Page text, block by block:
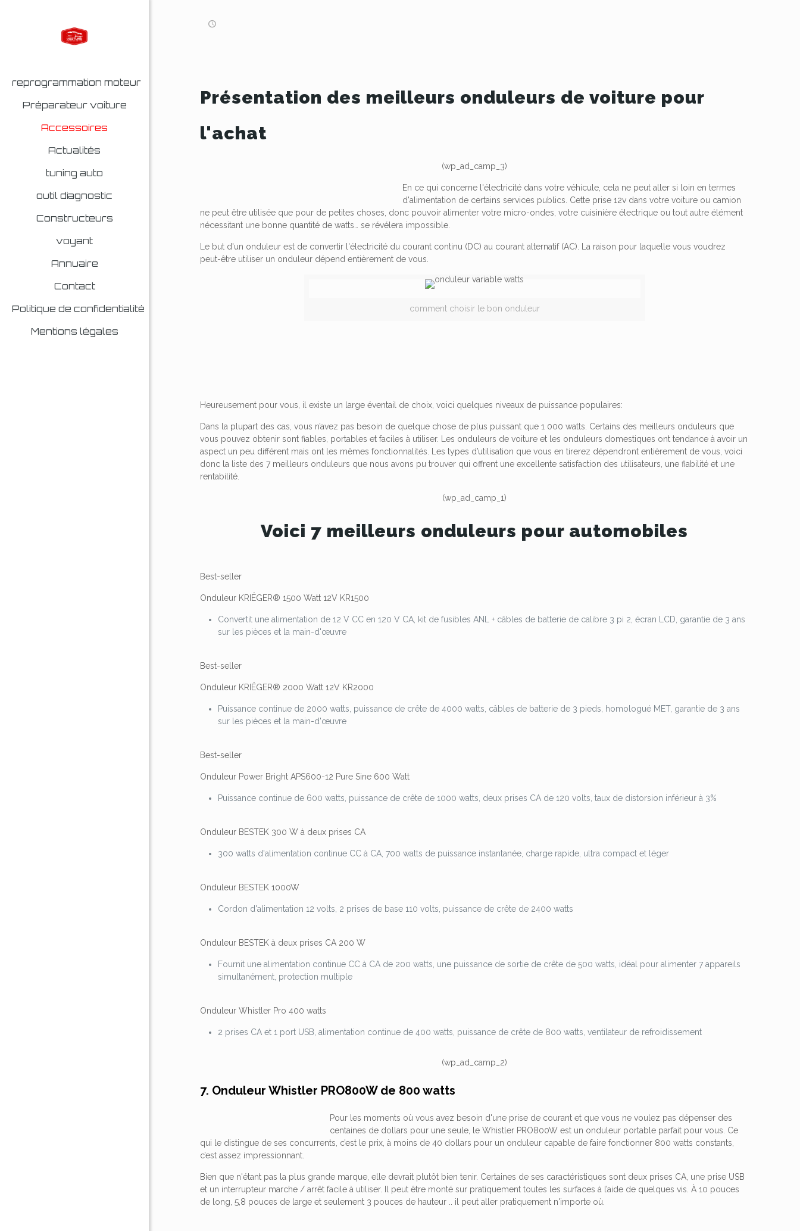
reprogrammation moteur
Préparateur voiture
Accessoires
Actualités
tuning auto
outil diagnostic
Constructeurs
voyant
Annuaire
Contact
Politique de confidentialité
Mentions légales
Présentation des meilleurs onduleurs de voiture pour
l'achat
(wp_ad_camp_3)
En ce qui concerne l'électricité dans votre véhicule, cela ne peut aller si loin en termes
d'alimentation de certains services publics. Cette prise 12v dans votre voiture ou camion
ne peut être utilisée que pour de petites choses, donc pouvoir alimenter votre micro-ondes, votre cuisinière électrique ou tout autre élément
nécessitant une bonne quantité de watts… se révélera impossible.
Le but d'un onduleur est de convertir l'électricité du courant continu (DC) au courant alternatif (AC). La raison pour laquelle vous voudrez
peut-être utiliser un onduleur dépend entièrement de vous.
comment choisir le bon onduleur
Heureusement pour vous, il existe un large éventail de choix, voici quelques niveaux de puissance populaires:
Dans la plupart des cas, vous n’avez pas besoin de quelque chose de plus puissant que 1 000 watts. Certains des meilleurs onduleurs que
vous pouvez obtenir sont fiables, portables et faciles à utiliser. Les onduleurs de voiture et les onduleurs domestiques ont tendance à avoir un
aspect un peu différent mais ont les mêmes fonctionnalités. Les types d’utilisation que vous en tirerez dépendront entièrement de vous, voici
donc la liste des 7 meilleurs onduleurs que nous avons pu trouver qui offrent une excellente satisfaction des utilisateurs, une fiabilité et une
rentabilité.
(wp_ad_camp_1)
Voici 7 meilleurs onduleurs pour automobiles
Best-seller
Onduleur KRIËGER® 1500 Watt 12V KR1500
Convertit une alimentation de 12 V CC en 120 V CA, kit de fusibles ANL + câbles de batterie de calibre 3 pi 2, écran LCD, garantie de 3 ans
sur les pièces et la main-d'œuvre
Best-seller
Onduleur KRIËGER® 2000 Watt 12V KR2000
Puissance continue de 2000 watts, puissance de crête de 4000 watts, câbles de batterie de 3 pieds, homologué MET, garantie de 3 ans
sur les pièces et la main-d'œuvre
Best-seller
Onduleur Power Bright APS600-12 Pure Sine 600 Watt
Puissance continue de 600 watts, puissance de crête de 1000 watts, deux prises CA de 120 volts, taux de distorsion inférieur à 3%
Onduleur BESTEK 300 W à deux prises CA
300 watts d'alimentation continue CC à CA, 700 watts de puissance instantanée, charge rapide, ultra compact et léger
Onduleur BESTEK 1000W
Cordon d'alimentation 12 volts, 2 prises de base 110 volts, puissance de crête de 2400 watts
Onduleur BESTEK à deux prises CA 200 W
Fournit une alimentation continue CC à CA de 200 watts, une puissance de sortie de crête de 500 watts, idéal pour alimenter 7 appareils
simultanément, protection multiple
Onduleur Whistler Pro 400 watts
2 prises CA et 1 port USB, alimentation continue de 400 watts, puissance de crête de 800 watts, ventilateur de refroidissement
(wp_ad_camp_2)
7. Onduleur Whistler PRO800W de 800 watts
Pour les moments où vous avez besoin d'une prise de courant et que vous ne voulez pas dépenser des
centaines de dollars pour une seule, le Whistler PRO800W est un onduleur portable parfait pour vous. Ce
qui le distingue de ses concurrents, c’est le prix, à moins de 40 dollars pour un onduleur capable de faire fonctionner 800 watts constants,
c’est assez impressionnant.
Bien que n'étant pas la plus grande marque, elle devrait plutôt bien tenir. Certaines de ses caractéristiques sont deux prises CA, une prise USB
et un interrupteur marche / arrêt facile à utiliser. Il peut être monté sur pratiquement toutes les surfaces à l’aide de quelques vis. À 10 pouces
de long, 5,8 pouces de large et seulement 3 pouces de hauteur .. il peut aller pratiquement n'importe où.